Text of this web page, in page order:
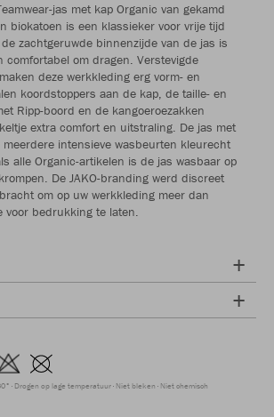
jas met kap Organic van gekamd
biokatoen is een klassieker voor vrije tijd
zachtgeruwde binnenzijde van de jas is
comfortabel om dragen. Verstevigde
deze werkkleding erg vorm- en
koordstoppers aan de kap, de taille- en
Ripp-boord en de kangoeroezakken
extra comfort en uitstraling. De jas met
intensieve wasbeurten kleurecht
alle Organic-artikelen is de jas wasbaar op
De JAKO-branding werd discreet
om op uw werkkleding meer dan
voor bedrukking te laten.
Drogen op lage temperatuur Niet bleken Niet chemisch